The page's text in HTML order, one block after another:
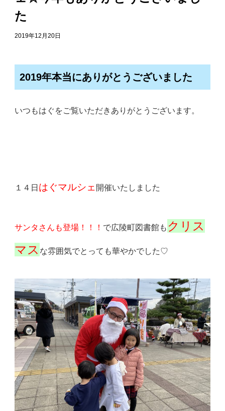
た
2019年12月20日
2019年本当にありがとうございました
いつもはぐをご覧いただきありがとうございます。
１４日 はぐマルシェ 開催いたしました
サンタさんも登場！！！ で広陵町図書館も クリス
マス な雰囲気でとっても華やかでした♡